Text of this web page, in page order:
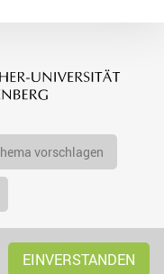
vorschlagen
EINVERSTANDEN